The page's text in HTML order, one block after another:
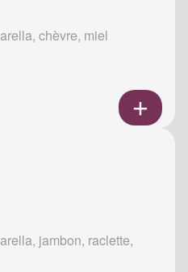
chèvre, miel
jambon, raclette,